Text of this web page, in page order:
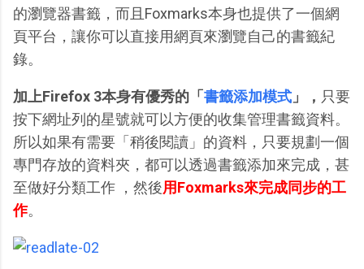
的瀏覽器書籤，而且Foxmarks本身也提供了一個網
頁平台，讓你可以直接用網頁來瀏覽自己的書籤紀
錄。
加上Firefox 3本身有優秀的「 書籤添加模式 」， 只要
按下網址列的星號就可以方便的收集管理書籤資料。
所以如果有需要「稍後閱讀」的資料，只要規劃一個
專門存放的資料夾，都可以透過書籤添加來完成，甚
至做好分類工作 ，然後用Foxmarks來完成同步的工
作。